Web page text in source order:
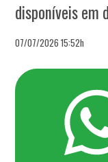
disponíveis em
07/07/2026 15:52h